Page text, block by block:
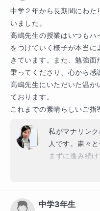
現代文を読むためのスム
ます。
一段落ずつ精査していき
【毎度の授業後の詳し
次の演習からすぐ意識で
お問い合わせ、お待ちして
中学２年から長期間にわた
いました。
高嶋先生の授業はいつもハ
をつけていく様子が本当
きています。​また、勉強
乗ってくださり、心から感
高嶋​先生にいただいた温か
ております。
これまでの素晴らしいご指
私がマナリン
人です。粛々
まずに進み続
験をさせて頂
今後のご活躍を
中学3年生